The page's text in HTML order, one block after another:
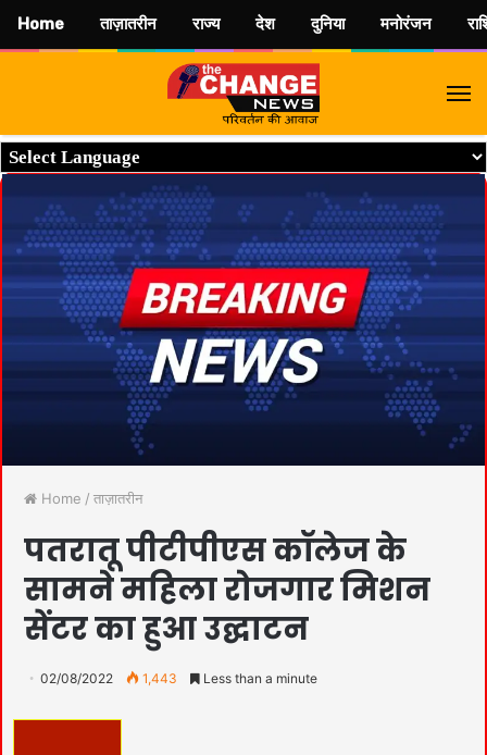
Home / ताज़ातरीन
पतरातू पीटीपीएस कॉलेज के
सामने महिला रोजगार मिशन
सेंटर का हुआ उद्घाटन
02/08/2022 1,443 Less than a minute
Home ताज़ातरीन राज्य देश दुनिया मनोरंजन